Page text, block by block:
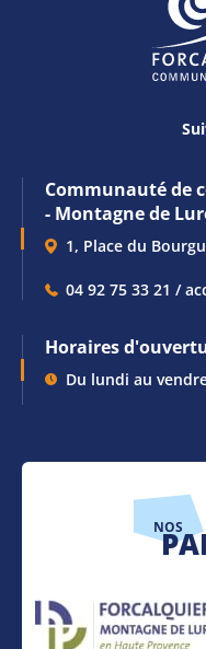
Communauté de
- Montagne de
1, Place du
04 92 75 33 21 /
Horaires
Du lundi au
NOS